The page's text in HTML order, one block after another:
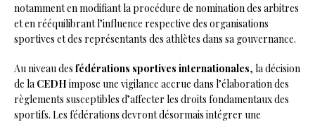
notamment en modifiant la procédure de nomination des arbitres
et en rééquilibrant l’influence respective des organisations
sportives et des représentants des athlètes dans sa gouvernance.
Au niveau des fédérations sportives internationales, la décision
de la CEDH impose une vigilance accrue dans l’élaboration des
règlements susceptibles d’affecter les droits fondamentaux des
sportifs. Les fédérations devront désormais intégrer une